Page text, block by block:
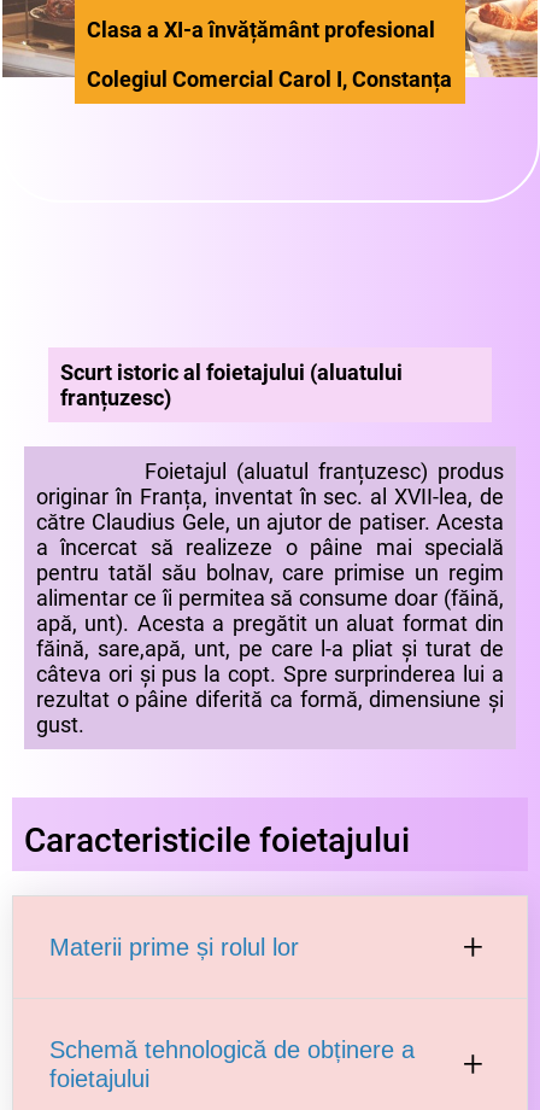
Clasa a XI-a învățământ profesional
Colegiul Comercial Carol I, Constanța
Scurt istoric al foietajului (aluatului
franțuzesc)
Foietajul (aluatul franțuzesc) produs
originar în Franța, inventat în sec. al XVII-lea, de
către Claudius Gele, un ajutor de patiser. Acesta
a încercat să realizeze o pâine mai specială
pentru tatăl său bolnav, care primise un regim
alimentar ce îi permitea să consume doar (făină,
apă, unt). Acesta a pregătit un aluat format din
făină, sare,apă, unt, pe care l-a pliat și turat de
câteva ori și pus la copt. Spre surprinderea lui a
rezultat o pâine diferită ca formă, dimensiune și
gust.
Caracteristicile foietajului
Materii prime și rolul lor +
Făinafolosită trebuie să fie albă
superioară, să aibă un grad de extracție
ridicat de 30% și conținut de gluten
Schemă tehnologică de obținere a
foietajului
+